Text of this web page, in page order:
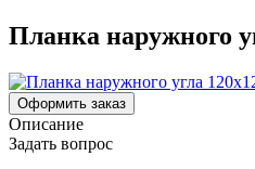
Планка наружного
Оформить заказ
Описание
Задать вопрос